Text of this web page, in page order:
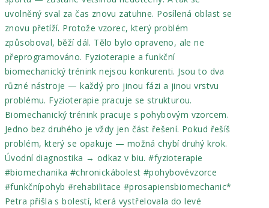
Petra přišla s bolestí, která vystřelovala do levé